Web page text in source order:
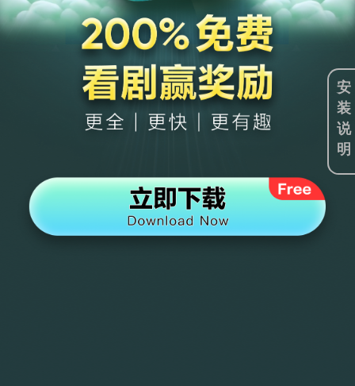
安
装
说
明